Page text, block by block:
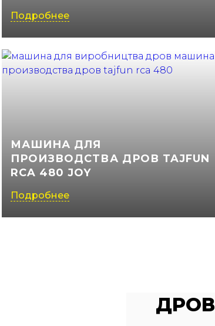
Подробнее
МАШИНА ДЛЯ
ПРОИЗВОДСТВА ДРОВ TAJFUN
RCA 480 JOY
Подробнее